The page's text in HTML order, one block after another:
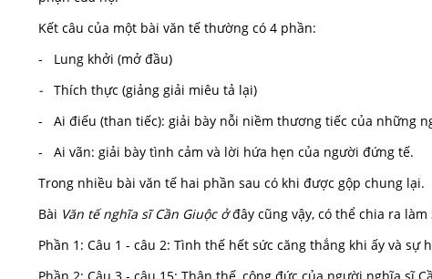
Kết câu của một bài văn tế thường có 4 phần:
- Lung khởi (mở đầu)
- Thích thực (giảng giải miêu tả lại)
- Ai điếu (than tiếc): giải bày nỗi niềm thương tiếc của những
- Ai vãn: giải bày tình cảm và lời hứa hẹn của người đứng tế.
Trong nhiều bài văn tế hai phần sau có khi được gộp chung lại.
Bài Văn tế nghĩa sĩ Cần Giuộc ởđây cũng vậy, có thể chia ra làm
Phần 1: Câu 1 - câu 2: Tình thế hết sức căng thắng khi ấy và sự